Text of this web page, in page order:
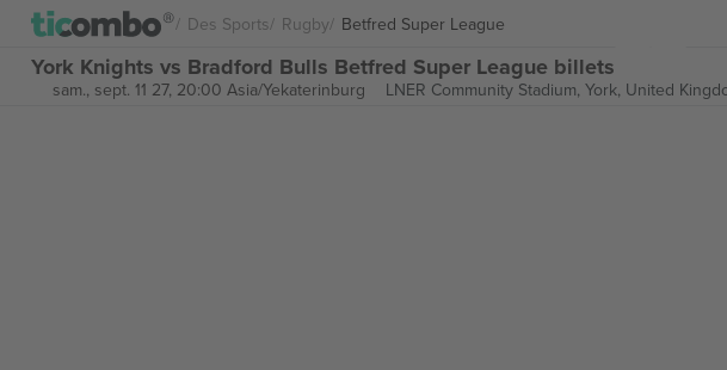
Des Sports Rugby Betfred Super League
York Knights vs Bradford Bulls Betfred Super League billets
sam., sept. 11 27, 20:00 Asia/Yekaterinburg LNER Community Stadium, York, United